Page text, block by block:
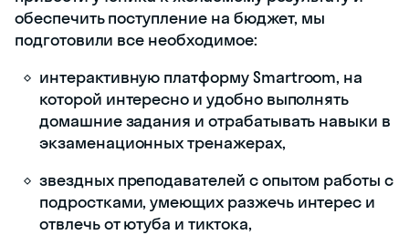
обеспечить поступление на бюджет, мы
подготовили все необходимое:
интерактивную платформу Smartroom, на
которой интересно и удобно выполнять
домашние задания и отрабатывать навыки в
экзаменационных тренажерах,
звездных преподавателей с опытом работы с
подростками, умеющих разжечь интерес и
отвлечь от ютуба и тиктока,